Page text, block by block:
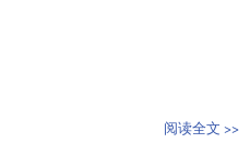
阅读全文 >>